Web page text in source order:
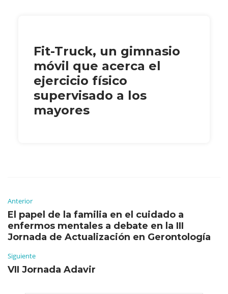
Fit-Truck, un gimnasio
móvil que acerca el
ejercicio físico
supervisado a los
mayores
Anterior
El papel de la familia en el cuidado a
enfermos mentales a debate en la III
Jornada de Actualización en Gerontología
Siguiente
VII Jornada Adavir